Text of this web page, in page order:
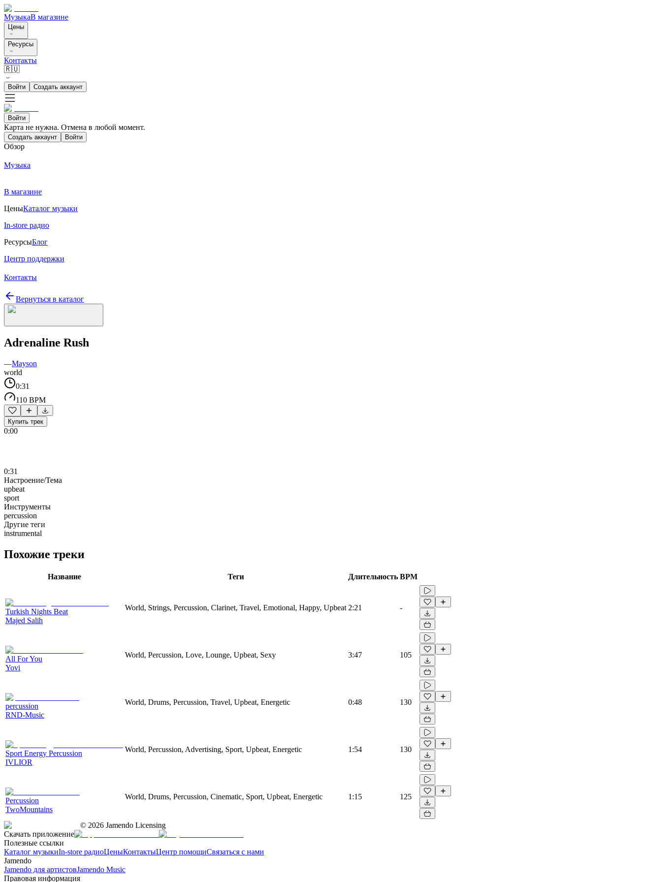
МузыкаВ магазине
Цены
Ресурсы
Контакты
🇷🇺
Войти Создать аккаунт
Войти
Карта не нужна. Отмена в любой момент.
Создать аккаунт Войти
Обзор
Музыка
В магазине
ЦеныКаталог музыки
In-store радио
РесурсыБлог
Центр поддержки
Контакты
Вернуться в каталог
Adrenaline Rush
—Mayson
world
0:31
110 BPM
Купить трек
0:00
0:31
Настроение/Тема
upbeat
sport
Инструменты
percussion
Другие теги
instrumental
Похожие треки
Название Теги Длительность BPM
Turkish Nights Beat
Majed Salih
World, Strings, Percussion, Clarinet, Travel, Emotional, Happy, Upbeat 2:21 -
All For You
Yovi
World, Percussion, Love, Lounge, Upbeat, Sexy 3:47 105
percussion
RND-Music
World, Drums, Percussion, Travel, Upbeat, Energetic 0:48 130
Sport Energy Percussion
IVLIOR
World, Percussion, Advertising, Sport, Upbeat, Energetic 1:54 130
Percussion
TwoMountains
World, Drums, Percussion, Cinematic, Sport, Upbeat, Energetic 1:15 125
© 2026 Jamendo Licensing
Скачать приложение
Полезные ссылки
Каталог музыкиIn-store радиоЦеныКонтактыЦентр помощиСвязаться с нами
Jamendo
Jamendo для артистовJamendo Music
Правовая информация